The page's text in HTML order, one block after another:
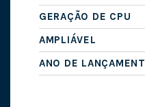
GERAÇÃO DE CPU
AMPLIÁVEL
ANO DE